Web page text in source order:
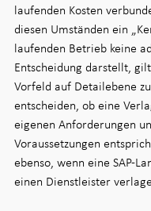
laufenden Kosten
diesen Umständen ein
laufenden Betrieb keine
Entscheidung darstellt,
Vorfeld auf Detailebene
entscheiden, ob eine
eigenen Anforderungen
Voraussetzungen
ebenso, wenn eine SAP-
einen Dienstleister